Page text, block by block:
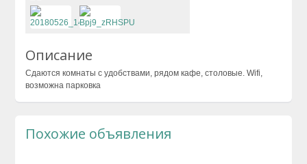
Описание
Сдаются комнаты с удобствами, рядом кафе, столовые. Wifi,
возможна парковка
Похожие объявления